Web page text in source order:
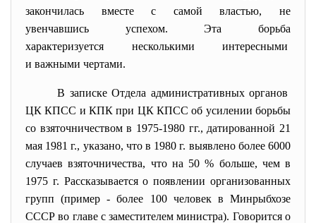
закончилась вместе с самой властью, не
увенчавшись успехом. Эта борьба
характеризуется несколькими интересными
и важными чертами.
В записке Отдела административных органов
ЦК КПСС и КПК при ЦК КПСС об усилении борьбы
со взяточничеством в 1975-1980 гг., датированной 21
мая 1981 г., указано, что в 1980 г. выявлено более 6000
случаев взяточничества, что на 50 % больше, чем в
1975 г. Рассказывается о появлении организованных
групп (пример - более 100 человек в Минрыбхозе
СССР во главе с заместителем министра). Говорится о